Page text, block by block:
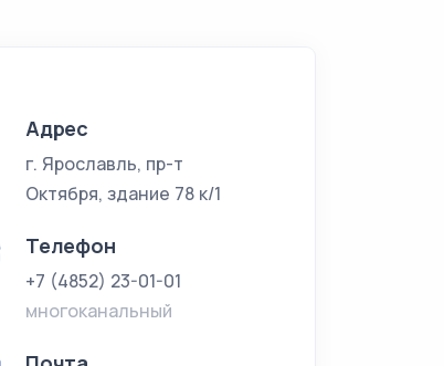
Адрес
г. Ярославль, пр-т
Октября, здание 78 к/1
Телефон
+7 (4852) 23-01-01
многоканальный